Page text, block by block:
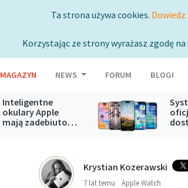
Ta strona używa cookies. Dowiedz
Korzystając ze strony wyrażasz zgodę
MAGAZYN NEWS FORUM BLOGI
Inteligentne
okulary Apple
mają zadebiutować podczas
WWDC 2027
Krystian Kozerawski
7 lat temu Apple Watch